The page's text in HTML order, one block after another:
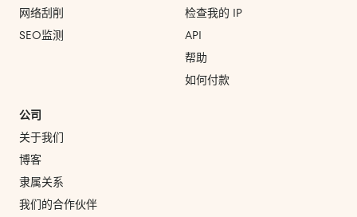
网络刮削
SEO监测
检查我的 IP
API
帮助
如何付款
公司
关于我们
博客
隶属关系
我们的合作伙伴